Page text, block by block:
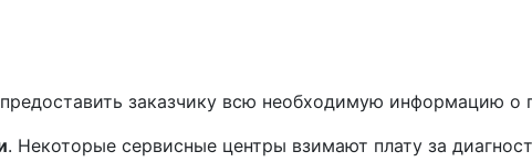
предоставить заказчику всю необходимую информацию
. Некоторые сервисные центры взимают плату за